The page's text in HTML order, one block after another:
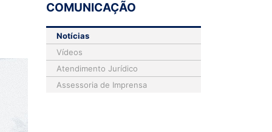
COMUNICAÇÃO
Notícias
Vídeos
Atendimento Jurídico
Assessoria de Imprensa